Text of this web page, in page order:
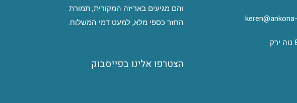
והם מגיעים באריזה המקורית, תמורת
החזר כספי מלא, למעט דמי המשלוח.
הצטרפו אלינו בפייסבוק